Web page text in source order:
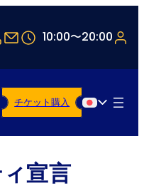
+43 1 5321514
office@timetravel-
10:00〜20:00
日本語
チケット購入
宣言